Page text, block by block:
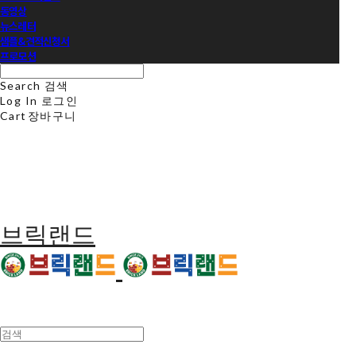
동영상
뉴스레터
샘플&견적신청서
프로모션
Search 검색
Log In 로그인
Cart 장바구니
브릭랜드